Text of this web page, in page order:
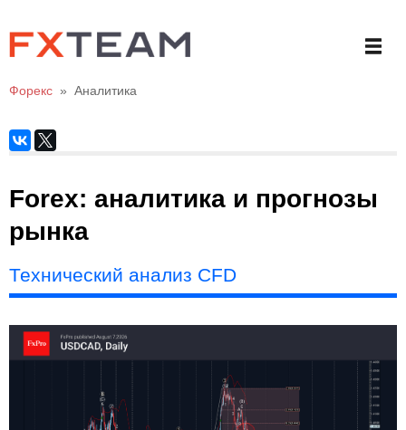
Форекс » Аналитика
Forex: аналитика и прогнозы
рынка
Технический анализ CFD